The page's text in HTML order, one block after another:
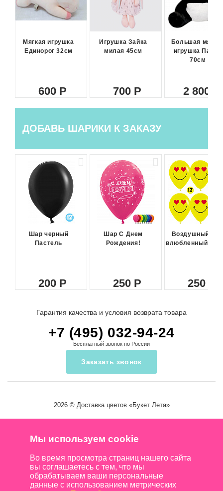
Мягкая игрушка
Единорог 32см
600
Игрушка Зайка
милая 45см
700
Большая
игрушка Панда
70см
2 800
ДОБАВЬ ШАРИКИ К ЗАКАЗУ
Шар черный
Пастель
200
Шар С Днем
Рождения!
250
Воздушный
влюбленный
250
Гарантия качества и условия возврата товара
+7 (495) 032-94-24
Бесплатный звонок по России
Заказать звонок
2026 © Доставка цветов«Букет Лета»
Мы используем cookie
Во время просмотра страниц нашего сайта
вы соглашаетесь с тем, что мы
обрабатываем ваши персональные
данные с использованием метрических